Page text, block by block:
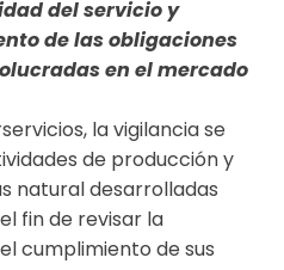
del servicio y
de las obligaciones
en el mercado
la vigilancia se
de producción y
natural desarrolladas
fin de revisar la
cumplimiento de sus